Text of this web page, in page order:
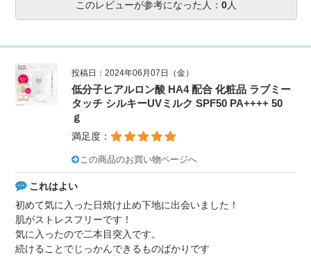
このレビューが参考になった人： 0人
投稿日：2024年06月07日（金）
低分子ヒアルロン酸 HA4 配合 化粧品 ラブミー
タッチ シルキーUVミルク SPF50 PA++++ 50
ｇ
満足度：
この商品のお買い物ページへ
これはよい
初めて気に入った日焼け止め下地に出会いました！
肌がストレスフリーです！
気に入ったので二本目突入です。
続けることでじっかんできるものばかりです